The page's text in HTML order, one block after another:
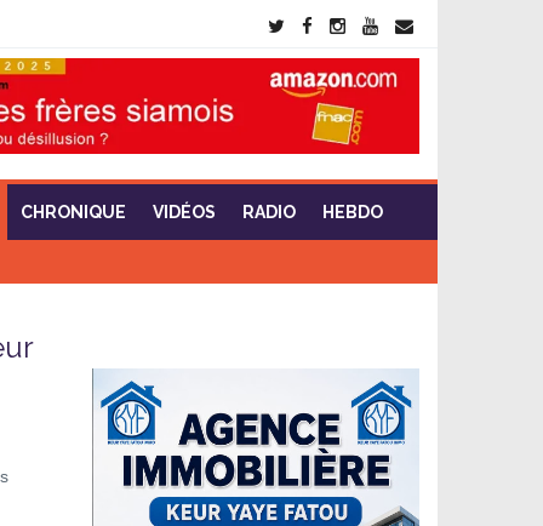
CHRONIQUE VIDÉOS RADIO HEBDO